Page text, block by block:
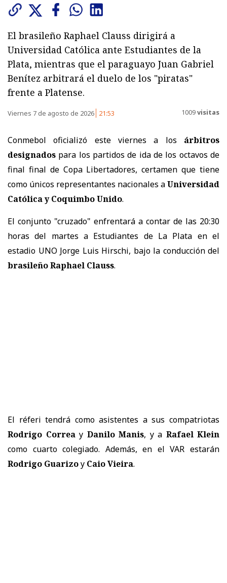
El brasileño Raphael Clauss dirigirá a
Universidad Católica ante Estudiantes de la
Plata, mientras que el paraguayo Juan Gabriel
Benítez arbitrará el duelo de los "piratas"
frente a Platense.
Viernes 7 de agosto de 2026 21:53 1009visitas
Conmebol oficializó este viernes a los árbitros
designados para los partidos de ida de los octavos de
final final de Copa Libertadores, certamen que tiene
como únicos representantes nacionales aUniversidad
Católica y Coquimbo Unido.
El conjunto "cruzado" enfrentará a contar de las 20:30
horas del martes a Estudiantes de La Plata en el
estadio UNO Jorge Luis Hirschi, bajo la conducción del
brasileño Raphael Clauss.
El réferi tendrá como asistentes a sus compatriotas
Rodrigo Correay Danilo Manis, y a Rafael Klein
como cuarto colegiado. Además, en el VAR estarán
Rodrigo Guarizoy Caio Vieira.